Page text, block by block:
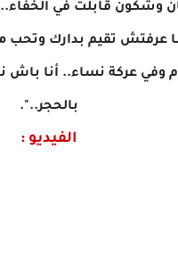
وشكون قابلت في
عرفتش تقيم بدارك
عركة نساء.. أنا باش
بالحجر..".
الفيديو :